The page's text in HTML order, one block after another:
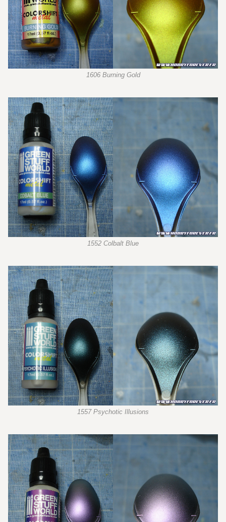
1606 Burning Gold
1552 Colbalt Blue
1557 Psychotic Illusions